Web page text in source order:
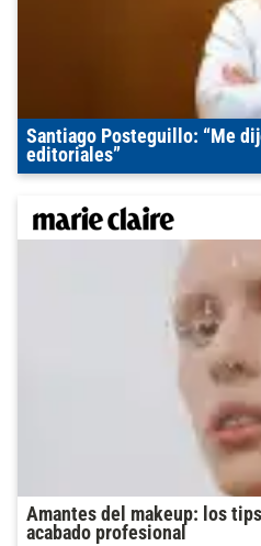
Santiago Posteguillo: “Me
editoriales”
Amantes del makeup: los
acabado profesional